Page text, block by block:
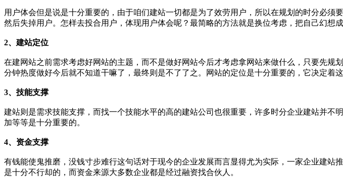
用户体会但是说是十分重要的，由于咱们建站一切都是为了效劳用户，所以在规划的时分必
然后失掉用户。怎样去投合用户，体现用户体会呢？最简略的方法就是换位考虑，把自己幻想成
2、建站定位
在建网站之前需求考虑好网站的主题，而不是做好网站今后才考虑拿网站来做什么，只要先
分钟热度做好今后就不知道干嘛了，最终则是不了了之。网站的定位是十分重要的，它决定着这
3、技能支撑
建站则是需求技能支撑，而找一个技能水平的高的建站公司也很重要，许多时分企业建站并
加等等是十分重要的。
4、资金支撑
有钱能使鬼推磨，没钱寸步难行这句话对于现今的企业发展而言显得尤为实际，一家企业建
是十分不行却的，而资金来源大多数企业都是经过融资找合伙人。